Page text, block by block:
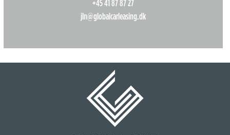
+45 41 87 87 27
jln@globalcarleasing.dk